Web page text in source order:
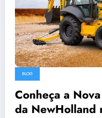
BLOG
Conheça a
da NewHolland